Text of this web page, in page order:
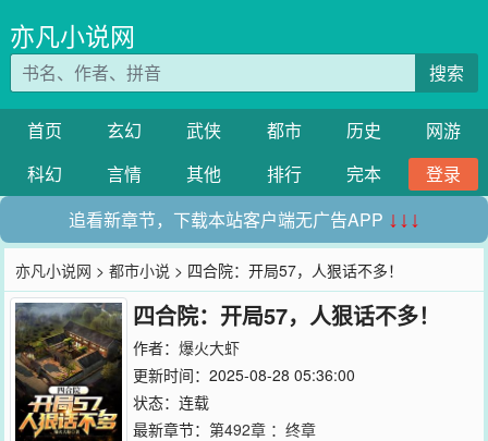
亦凡小说网
搜索
首页 玄幻 武侠 都市 历史
网游
科幻
言情 其他 排行 完本
登录
追看新章节，下载本站客户端无广告APP ↓↓↓
亦凡小说网 >都市小说 > 四合院：开局57，人狠话不多！
四合院：开局57，人狠话不多！
作者： 爆火大虾
更新时间：2025-08-28 05:36:00
状态：连载
最新章节： 第492章 ：终章